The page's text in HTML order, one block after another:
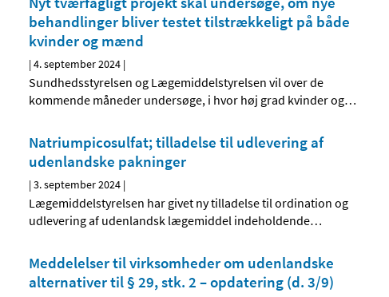
behandlinger bliver testet tilstrækkeligt på både
kvinder og mænd
|4. september 2024 |
Sundhedsstyrelsen og Lægemiddelstyrelsen vil over de
kommende måneder undersøge, i hvor høj grad kvinder og…
Natriumpicosulfat; tilladelse til udlevering af
udenlandske pakninger
|3. september 2024 |
Lægemiddelstyrelsen har givet ny tilladelse til ordination og
udlevering af udenlandsk lægemiddel indeholdende…
Meddelelser til virksomheder om udenlandske
alternativer til § 29, stk. 2 – opdatering (d. 3/9)